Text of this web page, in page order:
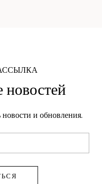
новостей
и обновления.